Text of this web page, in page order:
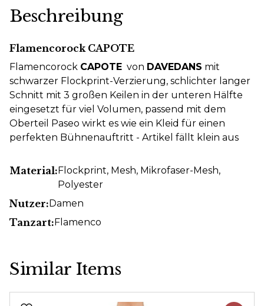
Beschreibung
Flamencorock CAPOTE
Flamencorock CAPOTE von DAVEDANS mit
schwarzer Flockprint-Verzierung, schlichter langer
Schnitt mit 3 großen Keilen in der unteren Hälfte
eingesetzt für viel Volumen, passend mit dem
Oberteil Paseo wirkt es wie ein Kleid für einen
perfekten Bühnenauftritt - Artikel fällt klein aus
Material:Flockprint, Mesh, Mikrofaser-Mesh,
Polyester
Nutzer:Damen
Tanzart:Flamenco
Similar Items